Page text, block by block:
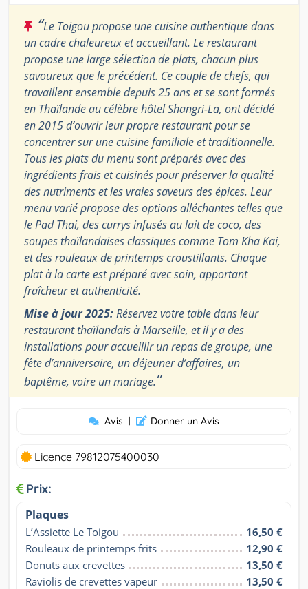
“Le Toigou propose une cuisine authentique dans
un cadre chaleureux et accueillant. Le restaurant
propose une large sélection de plats, chacun plus
savoureux que le précédent. Ce couple de chefs, qui
travaillent ensemble depuis 25 ans et se sont formés
en Thaïlande au célèbre hôtel Shangri-La, ont décidé
en 2015 d’ouvrir leur propre restaurant pour se
concentrer sur une cuisine familiale et traditionnelle.
Tous les plats du menu sont préparés avec des
ingrédients frais et cuisinés pour préserver la qualité
des nutriments et les vraies saveurs des épices. Leur
menu varié propose des options alléchantes telles que
le Pad Thai, des currys infusés au lait de coco, des
soupes thaïlandaises classiques comme Tom Kha Kai,
et des rouleaux de printemps croustillants. Chaque
plat à la carte est préparé avec soin, apportant
fraîcheur et authenticité.
Mise à jour 2025:Réservez votre table dans leur
restaurant thaïlandais à Marseille, et il y a des
installations pour accueillir un repas de groupe, une
fête d’anniversaire, un déjeuner d’affaires, un
baptême, voire un mariage.”
Avis | Donner un Avis
Licence 79812075400030
Prix:
Plaques
L’Assiette Le Toigou
16,50 €
Rouleaux de printemps frits
12,90 €
Donuts aux crevettes
13,50 €
Raviolis de crevettes vapeur
13,50 €